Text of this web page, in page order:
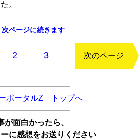
。
次ページに続きます
2 3 次のページ
ポータルZ トップへ
が面白かったら、
に感想をお送りください